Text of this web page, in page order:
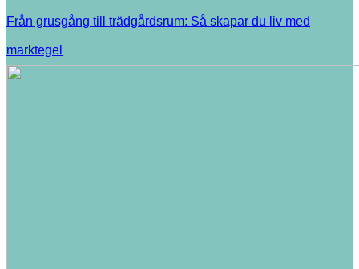
Från grusgång till trädgårdsrum: Så skapar du liv med
marktegel